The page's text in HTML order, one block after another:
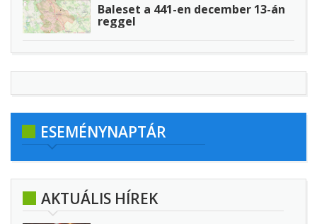
Baleset a 441-en december 13-án
reggel
ESEMÉNYNAPTÁR
AKTUÁLIS HÍREK